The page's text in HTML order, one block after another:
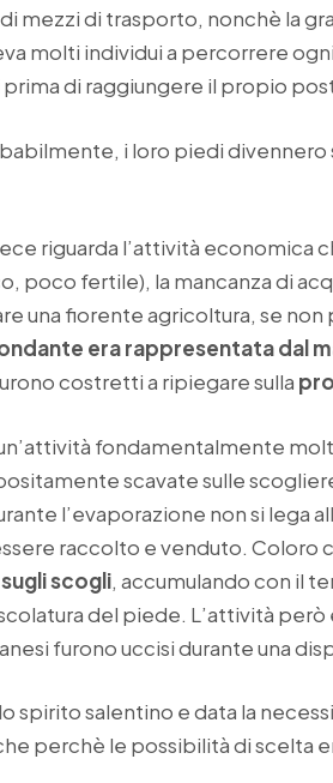
di mezzi di trasporto, nonchè la
molti individui a percorrere
di raggiungere il propio
i loro piedi divennero
riguarda l’attività economica
poco fertile), la mancanza di
una fiorente agricoltura, se
era rappresentata dal
costretti a ripiegare sulla
fondamentalmente
scavate sulle
l’evaporazione non si lega
raccolto e venduto. Coloro
scogli, accumulando con il
del piede. L’attività però
furono uccisi durante una
spirito salentino e data la
perchè le possibilità di scelta